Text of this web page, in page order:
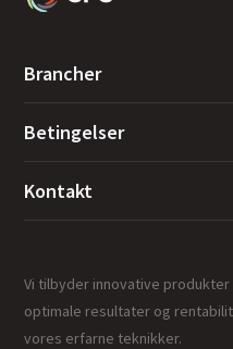
Brancher
Betingelser
Kontakt
Vi tilbyder innovative
optimale resultater og
vores erfarne teknikker.